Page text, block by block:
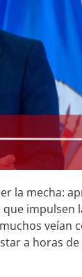
la mecha:
impulsen
veían
a horas